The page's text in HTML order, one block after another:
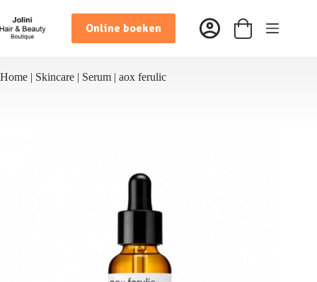
naar
de
inhoud
Online boeken Winkelwagen
Home | Skincare | Serum | aox ferulic